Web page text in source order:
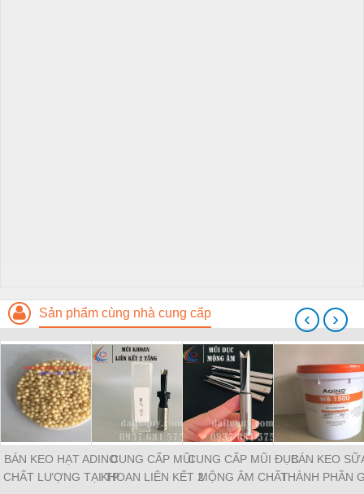
Sản phẩm cùng nhà cung cấp
BÁN KEO HẠT ADINO
CHẤT LƯỢNG TẠI TP
CUNG CẤP MŨI
KHOAN LIÊN KẾT 2
CUNG CẤP MŨI ĐỤC
MỘNG ÂM CHẤT
BÁN KEO
THÀNH PHẦN
‹ ›